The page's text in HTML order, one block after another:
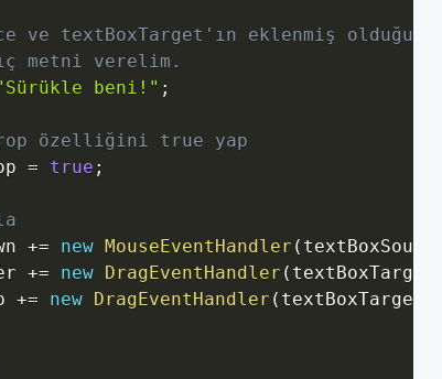
ve textBoxTarget'ın eklenmiş olduğunu
metni verelim.
beni!" ;
özelliğini true yap
= true ;
+= new MouseEventHandler (
+= new DragEventHandler (
+= new DragEventHandler (